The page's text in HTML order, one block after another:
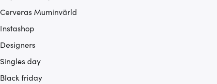
Cerveras Muminvärld
Instashop
Designers
Singles day
Black friday